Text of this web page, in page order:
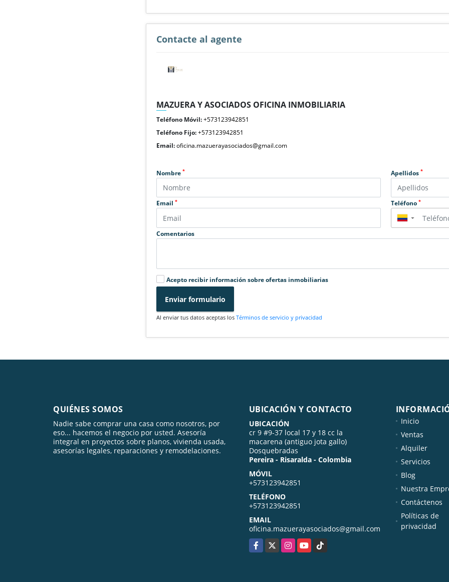
Contacte al agente
MAZUERA Y ASOCIADOS OFICINA INMOBILIARIA
Teléfono Móvil:+573123942851
Teléfono Fijo:+573123942851
Email:oficina.mazuerayasociados@gmail.com
Nombre* Apellidos *
Email* Teléfono *
▼
Comentarios
Acepto recibir información sobre ofertas inmobiliarias
Enviar formulario
Al enviar tus datos aceptas losTérminos de servicio y privacidad
QUIÉNES SOMOS
Nadie sabe comprar una casa como nosotros, por
eso... hacemos el negocio por usted. Asesoría
integral en proyectos sobre planos, vivienda usada,
asesorías legales, reparaciones y remodelaciones.
UBICACIÓN Y CONTACTO
UBICACIÓN
cr 9 #9-37 local 17 y 18 cc la
macarena (antiguo jota gallo)
Dosquebradas
Pereira - Risaralda - Colombia
MÓVIL
+573123942851
TELÉFONO
+573123942851
EMAIL
oficina.mazuerayasociados@gmail.com
Facebook
X InstagramYouTubeTikTok
Inicio
Ventas
Alquiler
Servicios
Blog
Nuestra
Contáctenos
Políticas de
privacidad